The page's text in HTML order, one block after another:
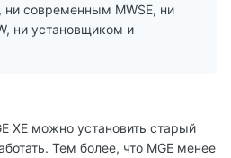
ни современным MWSE, ни
ни установщиком и
XE можно установить старый
Тем более, что MGE менее